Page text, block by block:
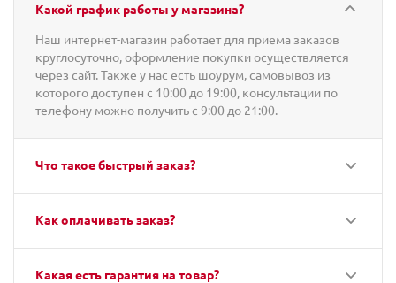
Какой график работы у магазина?
Наш интернет-магазин работает для приема заказов
круглосуточно, оформление покупки осуществляется
через сайт. Также у нас есть шоурум, самовывоз из
которого доступен с 10:00 до 19:00, консультации по
телефону можно получить с 9:00 до 21:00.
Что такое быстрый заказ?
Как оплачивать заказ?
Какая есть гарантия на товар?